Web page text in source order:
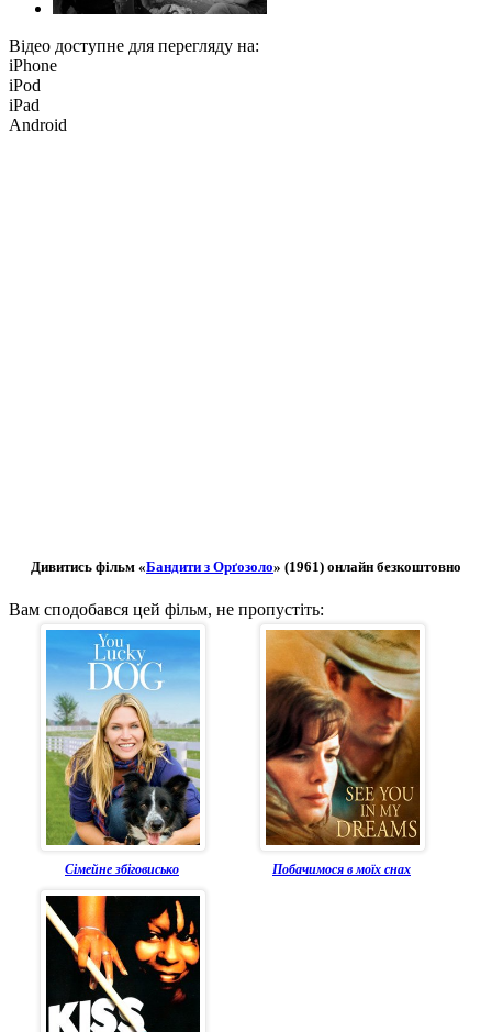
Відео доступне для перегляду на:
iPhone
iPod
iPad
Android
Дивитись фільм «Бандити з Орґозоло» (1961) онлайн безкоштовно
Вам сподобався цей фільм, не пропустіть:
Сімейне збіговисько Побачимося в моїх снах